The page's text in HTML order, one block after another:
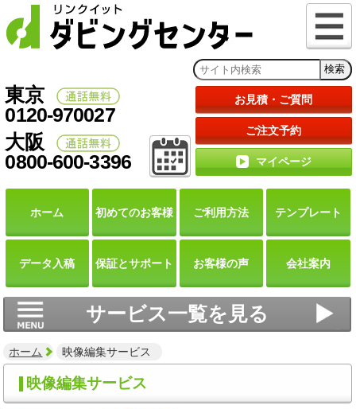
お見積・ご質問
ご注文予約
マイページ
東京
0120-970027
大阪
0800-600-3396
ホーム 初めてのお客様 ご利用方法 テンプレート
データ 入稿 保証とサポート お客様の声 会社案内
サービス一覧を見る
ホーム 映像編集サービス
映像編集サービス